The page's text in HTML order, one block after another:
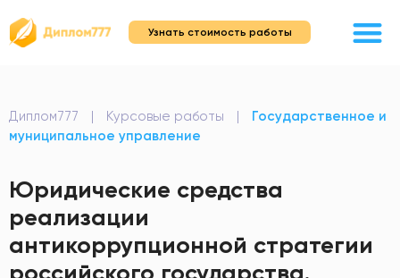
Узнать стоимость работы
Диплом777 | Курсовые работы |
Государственное и
муниципальное управление
Юридические средства
реализации
антикоррупционной стратегии